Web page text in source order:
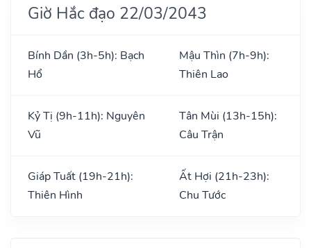
Giờ Hắc đạo 22/03/2043
Bính Dần (3h-5h): Bạch
Hổ
Mậu Thìn (7h-9h):
Thiên Lao
Kỷ Tị (9h-11h): Nguyên
Vũ
Tân Mùi (13h-15h):
Câu Trận
Giáp Tuất (19h-21h):
Thiên Hình
Ất Hợi (21h-23h):
Chu Tước